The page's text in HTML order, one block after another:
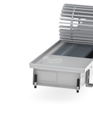
Retro стиль